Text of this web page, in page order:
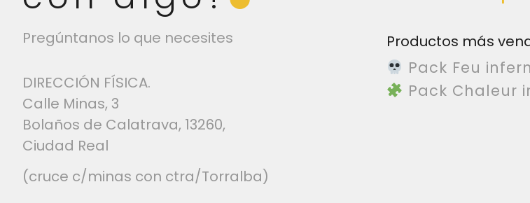
Pregúntanos lo que necesites
DIRECCIÓN FÍSICA.
Calle Minas, 3
Bolaños de Calatrava, 13260,
Ciudad Real
(cruce c/minas con ctra/Torralba)
Productos más
Pack Feu
Pack Chaleur